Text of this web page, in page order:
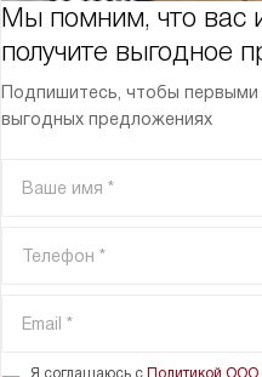
Мы помним, что вас
получите выгодное
Подпишитесь, чтобы первыми
выгодных предложениях
Я соглашаюсь с Политикой ООО